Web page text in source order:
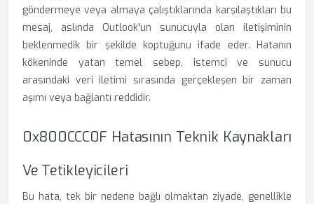
göndermeye veya almaya çalıştıklarında karşılaştıkları bu
mesaj, aslında Outlook'un sunucuyla olan iletişiminin
beklenmedik bir şekilde koptuğunu ifade eder. Hatanın
kökeninde yatan temel sebep, istemci ve sunucu
arasındaki veri iletimi sırasında gerçekleşen bir zaman
aşımı veya bağlantı reddidir.
0x800CCC0F Hatasının Teknik Kaynakları
Ve Tetikleyicileri
Bu hata, tek bir nedene bağlı olmaktan ziyade, genellikle